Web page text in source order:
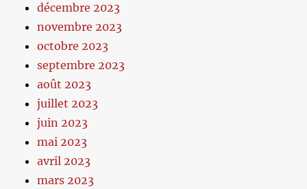
décembre 2023
novembre 2023
octobre 2023
septembre 2023
août 2023
juillet 2023
juin 2023
mai 2023
avril 2023
mars 2023